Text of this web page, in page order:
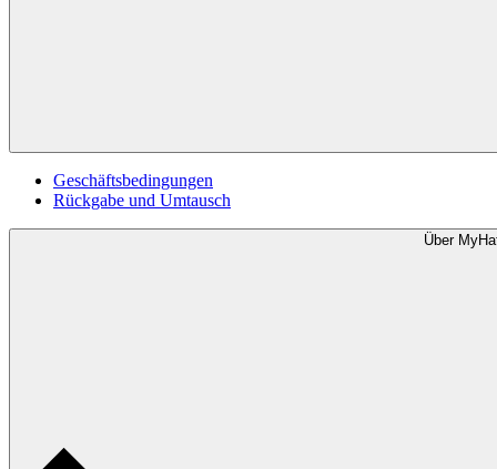
Geschäftsbedingungen
Rückgabe und Umtausch
Über